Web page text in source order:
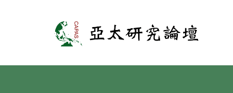
亞太研究論壇